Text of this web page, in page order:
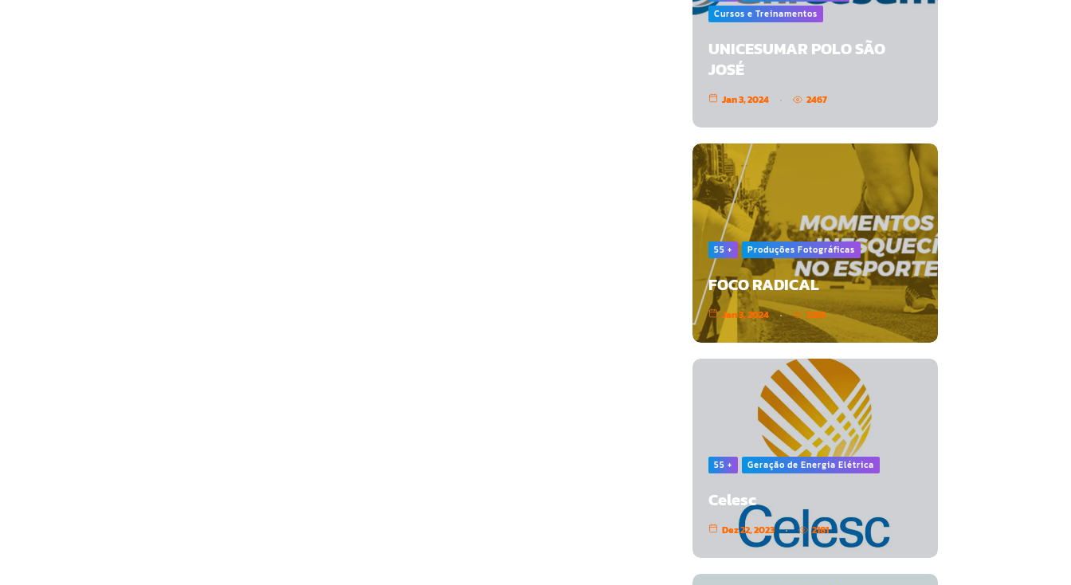
Cursos e Treinamentos
UNICESUMAR POLO SÃO
JOSÉ
Jan 3, 2024 2467
55 + Produções Fotográficas
FOCO RADICAL
Jan 3, 2024 2255
55 + Geração de Energia Elétrica
Celesc
Dez 22, 2023 2181